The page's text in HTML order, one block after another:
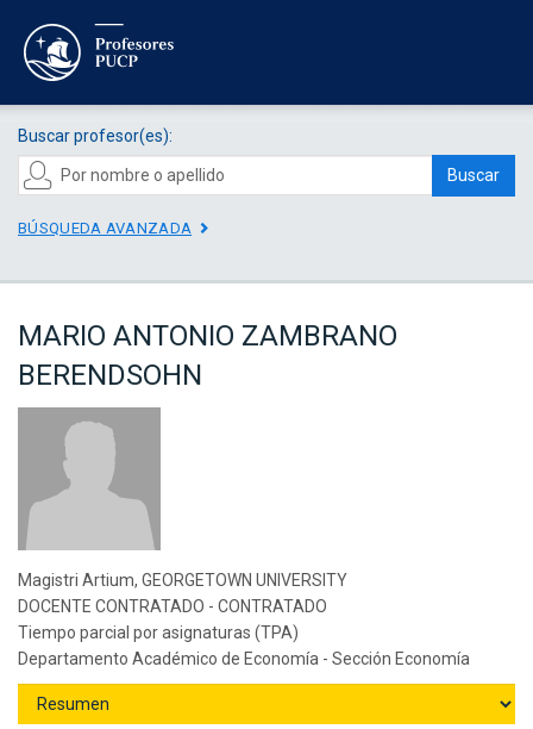
Buscar profesor(es):
Buscar
BÚSQUEDA AVANZADA
MARIO ANTONIO ZAMBRANO
BERENDSOHN
Magistri Artium, GEORGETOWN UNIVERSITY
DOCENTE CONTRATADO - CONTRATADO
Tiempo parcial por asignaturas (TPA)
Departamento Académico de Economía - Sección Economía